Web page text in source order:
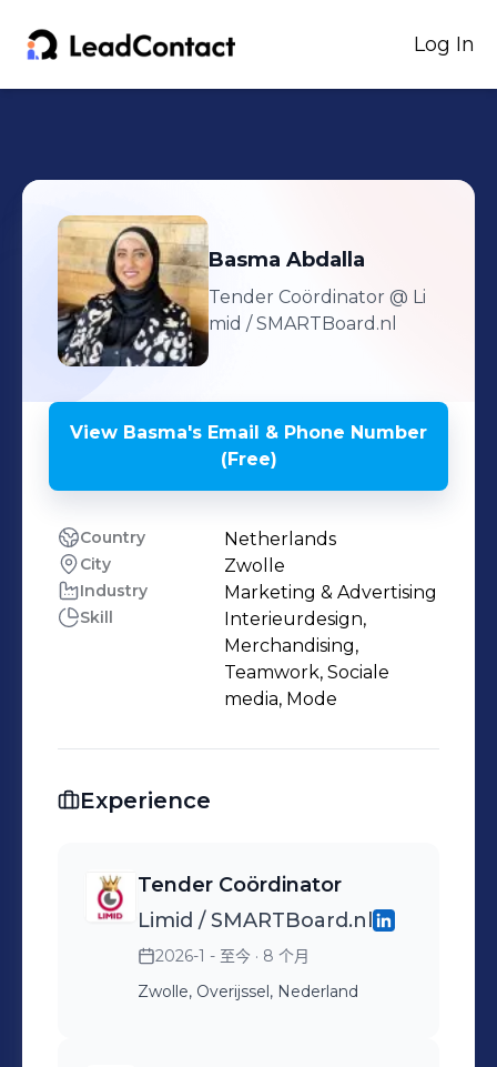
Log In
Basma Abdalla
Tender Coördinator @ Li
mid / SMARTBoard.nl
View Basma's Email & Phone Number
(Free)
Country Netherlands
City Zwolle
Industry Marketing & Advertising
Skill
Interieurdesign,
Merchandising,
Teamwork, Sociale
media, Mode
Experience
Tender Coördinator
Limid / SMARTBoard.nl
2026-1 - 至今 · 8 个月
Zwolle, Overijssel, Nederland